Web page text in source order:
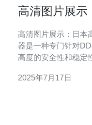
高清图片展示
高清图片展示：日本高防服
器是一种专门针对
高度的安全性和稳定
让您更直观地了解其外观和功能
2025年7月17日